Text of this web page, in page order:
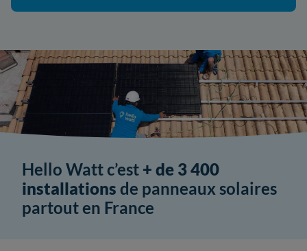
Hello Watt c’est + de 3 400
installations de panneaux solaires
partout en France